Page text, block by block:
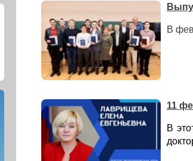
В
11
В